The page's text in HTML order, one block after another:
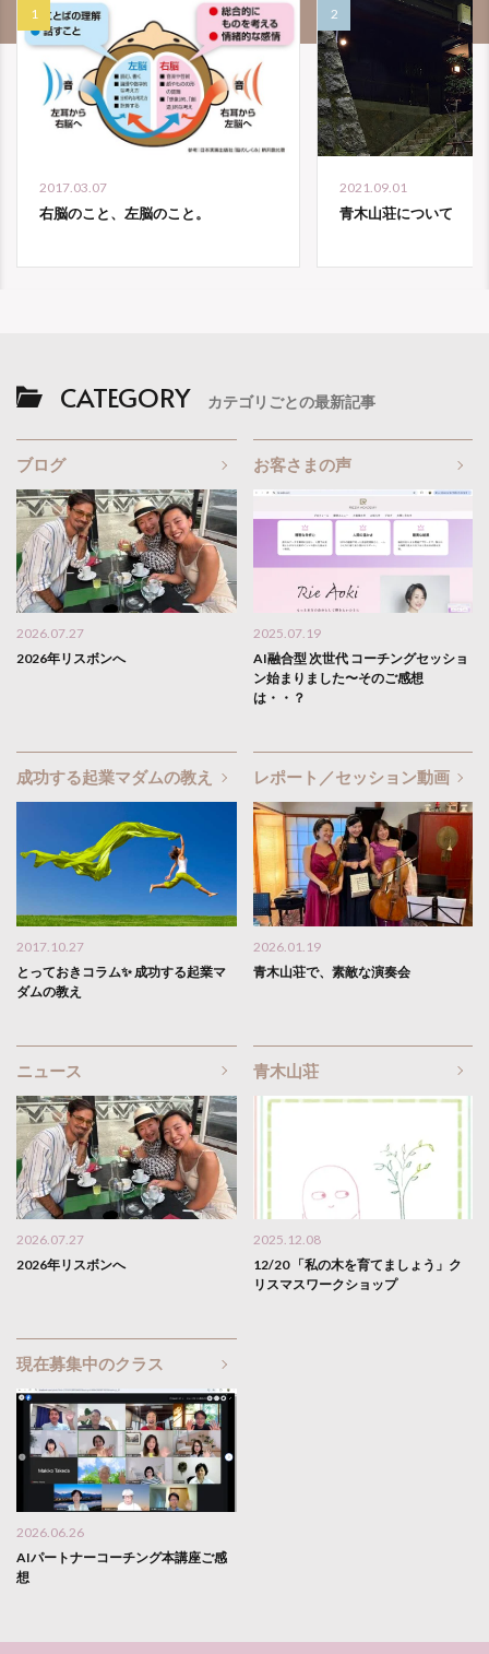
2017.03.07
右脳のこと、左脳のこと。
2021.09.01
青木山荘について
CATEGORY カテゴリごとの最新記事
ブログ
2026.07.27
2026年リスボンへ
お客さまの声
2025.07.19
AI融合型 次世代 コーチングセッショ
ン始まりました〜そのご感想
は・・？
成功する起業マダムの教え
2017.10.27
とっておきコラム✨ 成功する起業マ
ダムの教え
レポート／セッション動画
2026.01.19
青木山荘で、素敵な演奏会
ニュース
2026.07.27
2026年リスボンへ
青木山荘
2025.12.08
12/20 「私の木を育てましょう」ク
リスマスワークショップ
現在募集中のクラス
2026.06.26
AIパートナーコーチング本講座ご感
想